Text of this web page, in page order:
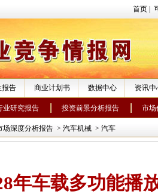
首页
报告 商业计划书 数据中心 资讯中
业研究报告 投资前景分析报告 市场
场深度分析报告 > 汽车机械 > 汽车
年车载多功能播